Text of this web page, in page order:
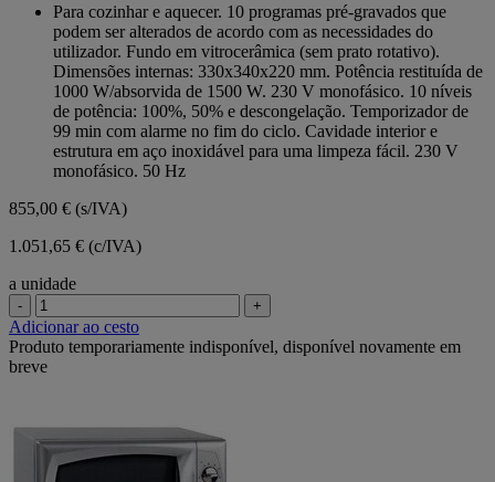
estrelas.
Para cozinhar e aquecer. 10 programas pré-gravados que
podem ser alterados de acordo com as necessidades do
utilizador. Fundo em vitrocerâmica (sem prato rotativo).
Dimensões internas: 330x340x220 mm. Potência restituída de
1000 W/absorvida de 1500 W. 230 V monofásico. 10 níveis
de potência: 100%, 50% e descongelação. Temporizador de
99 min com alarme no fim do ciclo. Cavidade interior e
estrutura em aço inoxidável para uma limpeza fácil. 230 V
monofásico. 50 Hz
855,00 € (s/IVA)
1.051,65 € (c/IVA)
a unidade
- +
Adicionar ao cesto
Produto temporariamente indisponível, disponível novamente em
breve